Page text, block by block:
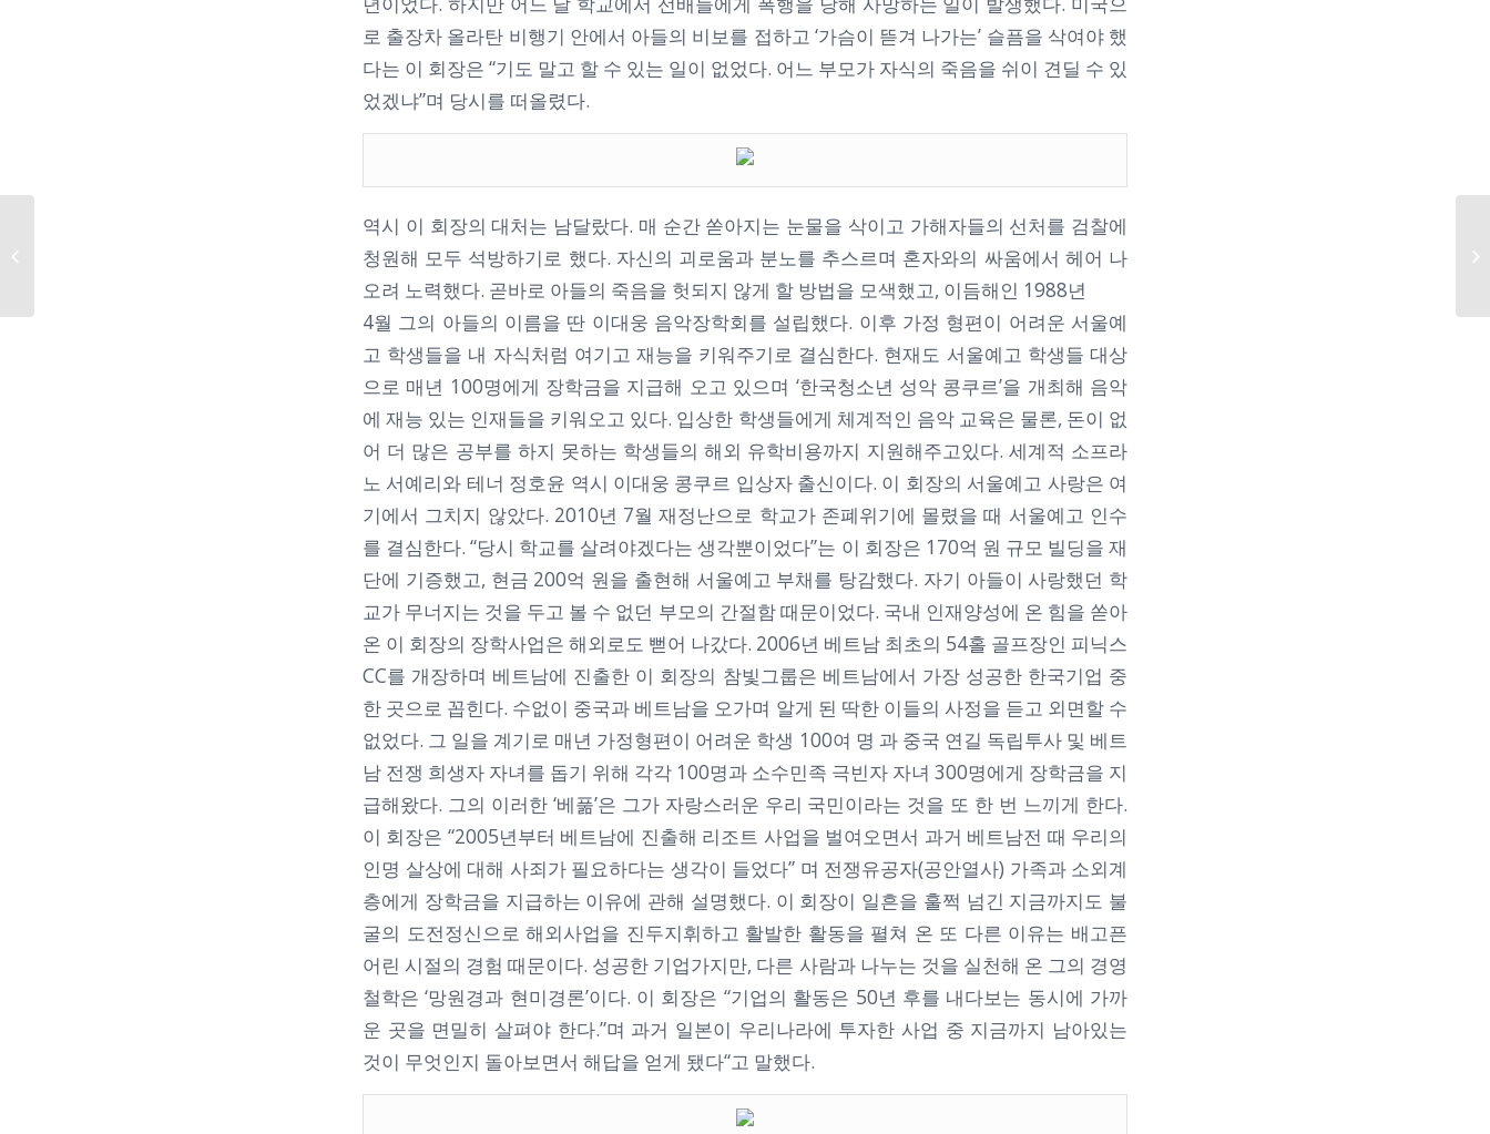
로 출장차 올라탄 비행기 안에서 아들의 비보를 접하고 ‘가슴이 뜯겨 나가는’ 슬픔을 삭여야 했
다는 이 회장은 “기도 말고 할 수 있는 일이 없었다. 어느 부모가 자식의 죽음을 쉬이 견딜 수 있
었겠냐”며 당시를 떠올렸다.
역시 이 회장의 대처는 남달랐다. 매 순간 쏟아지는 눈물을 삭이고 가해자들의 선처를 검찰에
청원해 모두 석방하기로 했다. 자신의 괴로움과 분노를 추스르며 혼자와의 싸움에서 헤어 나
오려 노력했다. 곧바로 아들의 죽음을 헛되지 않게 할 방법을 모색했고, 이듬해인 1988년
4월 그의 아들의 이름을 딴 이대웅 음악장학회를 설립했다. 이후 가정 형편이 어려운 서울예
고 학생들을 내 자식처럼 여기고 재능을 키워주기로 결심한다. 현재도 서울예고 학생들 대상
으로 매년 100명에게 장학금을 지급해 오고 있으며 ‘한국청소년 성악 콩쿠르’을 개최해 음악
에 재능 있는 인재들을 키워오고 있다. 입상한 학생들에게 체계적인 음악 교육은 물론, 돈이 없
어 더 많은 공부를 하지 못하는 학생들의 해외 유학비용까지 지원해주고있다. 세계적 소프라
노 서예리와 테너 정호윤 역시 이대웅 콩쿠르 입상자 출신이다. 이 회장의 서울예고 사랑은 여
기에서 그치지 않았다. 2010년 7월 재정난으로 학교가 존폐위기에 몰렸을 때 서울예고 인수
를 결심한다. “당시 학교를 살려야겠다는 생각뿐이었다”는 이 회장은 170억 원 규모 빌딩을 재
단에 기증했고, 현금 200억 원을 출현해 서울예고 부채를 탕감했다. 자기 아들이 사랑했던 학
교가 무너지는 것을 두고 볼 수 없던 부모의 간절함 때문이었다. 국내 인재양성에 온 힘을 쏟아
온 이 회장의 장학사업은 해외로도 뻗어 나갔다. 2006년 베트남 최초의 54홀 골프장인 피닉스
CC를 개장하며 베트남에 진출한 이 회장의 참빛그룹은 베트남에서 가장 성공한 한국기업 중
한 곳으로 꼽힌다. 수없이 중국과 베트남을 오가며 알게 된 딱한 이들의 사정을 듣고 외면할 수
없었다. 그 일을 계기로 매년 가정형편이 어려운 학생 100여 명 과 중국 연길 독립투사 및 베트
남 전쟁 희생자 자녀를 돕기 위해 각각 100명과 소수민족 극빈자 자녀 300명에게 장학금을 지
급해왔다. 그의 이러한 ‘베풂’은 그가 자랑스러운 우리 국민이라는 것을 또 한 번 느끼게 한다.
이 회장은 “2005년부터 베트남에 진출해 리조트 사업을 벌여오면서 과거 베트남전 때 우리의
인명 살상에 대해 사죄가 필요하다는 생각이 들었다” 며 전쟁유공자(공안열사) 가족과 소외계
층에게 장학금을 지급하는 이유에 관해 설명했다. 이 회장이 일흔을 훌쩍 넘긴 지금까지도 불
굴의 도전정신으로 해외사업을 진두지휘하고 활발한 활동을 펼쳐 온 또 다른 이유는 배고픈
어린 시절의 경험 때문이다. 성공한 기업가지만, 다른 사람과 나누는 것을 실천해 온 그의 경영
철학은 ‘망원경과 현미경론’이다. 이 회장은 “기업의 활동은 50년 후를 내다보는 동시에 가까
운 곳을 면밀히 살펴야 한다.”며 과거 일본이 우리나라에 투자한 사업 중 지금까지 남아있는
것이 무엇인지 돌아보면서 해답을 얻게 됐다“고 말했다.